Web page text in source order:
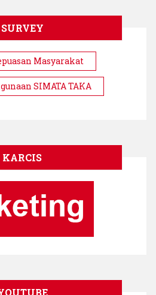
SURVEY
Masyarakat
SIMATA TAKA
KARCIS